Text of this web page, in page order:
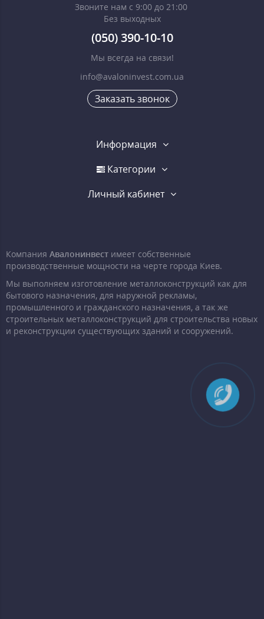
Звоните нам с 9:00 до 21:00
Без выходных
(050) 390-10-10
Мы всегда на связи!
info@avaloninvest.com.ua
Заказать звонок
Информация
Категории
Личный кабинет
Компания Авалонинвест имеет собственные
производственные мощности на черте города Киев.
Мы выполняем изготовление металлоконструкций как для
бытового назначения, для наружной рекламы,
промышленного и гражданского назначения, а так же
строительных металлоконструкций для строительства новых
и реконструкции существующих зданий и сооружений.